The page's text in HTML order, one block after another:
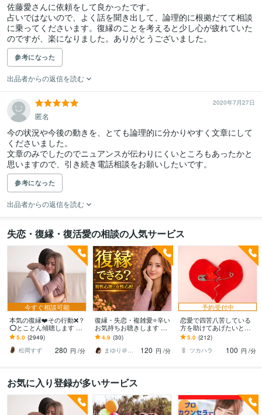
佐藤愛さんに依頼をして良かったです。
占いではないので、よく話を聞き出して、論理的に根拠だてて相談
に乗ってくださいます。復縁のことを考えると少し心が疲れていた
のですが、楽になりました。ありがとうございました。
参考になった
出品者からの返信を読む
2020年7月27日
匿名
今の状況や今後の動きを、とても論理的に分かりやすく文章にして
くださいました。
文章のみでしたのでニュアンスが伝わりにくいところもあったかと
思いますので、引き続き電話相談をお願いしたいです。
参考になった
出品者からの返信を読む
失恋・復縁・復活愛の相談の人気サービス
今すぐ相談可能
本気の復縁❤️その行動❌？
⭕️とことん傾聴します プ
ロカウンセラーが⭐️全力で
❤️最強☘アプローチしま
す
5.0 (2949)
松岡すず
280 円 /分
復縁・失恋・複雑愛⭐辛い
お気持ちお聴きします 諦
める前に話して☘️男性心
理/女性心理を読み解きま
す
4.9 (30)
まゆり＠あなたの困ったをサポートします
120 円 /分
予約受付中
恋愛で四苦八苦している
方を助けてあげたいと思
います 失恋を癒やし､復縁
をサポートします。
5.0 (212)
ツカハラ
100 円 /分
お気に入り登録が多いサービス